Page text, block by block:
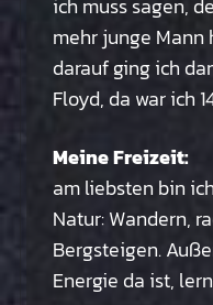
ich muss sagen,
mehr junge Mann
darauf ging ich
Floyd, da war ich
Meine Freizeit:
am liebsten bin
Natur: Wandern,
Bergsteigen.
Energie da ist,